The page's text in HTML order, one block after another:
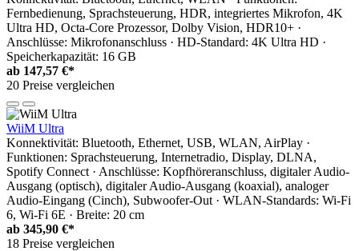
Fernbedienung, Sprachsteuerung, HDR, integriertes Mikrofon, 4K
Ultra HD, Octa-Core Prozessor, Dolby Vision, HDR10+ ·
Anschlüsse: Mikrofonanschluss · HD-Standard: 4K Ultra HD ·
Speicherkapazität: 16 GB
ab 147,57 €*
20 Preise vergleichen
WiiM Ultra
Konnektivität: Bluetooth, Ethernet, USB, WLAN, AirPlay ·
Funktionen: Sprachsteuerung, Internetradio, Display, DLNA,
Spotify Connect · Anschlüsse: Kopfhöreranschluss, digitaler Audio-
Ausgang (optisch), digitaler Audio-Ausgang (koaxial), analoger
Audio-Eingang (Cinch), Subwoofer-Out · WLAN-Standards: Wi-Fi
6, Wi-Fi 6E · Breite: 20 cm
ab 345,90 €*
18 Preise vergleichen